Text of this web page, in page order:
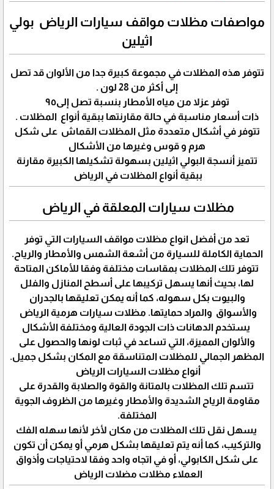
مواصفات مظلات مواقف سيارات الرياض بولي
اثيلين
تتوفر هذه المظلات في مجموعة كبيرة جدا من الألوان قد تصل
إلى أكثر من 28 لون .
توفر عزلا من مياه الأمطار بنسبة تصل إلى٩٥
ذات أسعار مناسبة في حالة مقارنتها ببقية أنواع المظلات .
تتوفر في أشكال متعددة مثل المظلات القماش على شكل
هرم و قوس وغيرها من الأشكال
تتميز أنسجة البولي اثيلين بسهولة تشكيلها الكبيرة مقارنة
ببقية أنواع المظلات في الرياض
مظلات سيارات المعلقة في الرياض
تعد من أفضل انواع مظلات مواقف السيارات التي توفر
الحماية الكاملة للسيارة من أشعة الشمس والأمطار والرياح.
تتوفر تلك المظلات بمقاسات مختلفة وفقا للأماكن المتاحة
لها، بحيث أنها يسهل تركيبها على أسطح المنازل والفلل
والبيوت بكل سهوله، كما أنه يمكن تعليقها بالجدران
والأسواق والمراد حمايتها. مظلات سيارات هرمية الرياض
يستخدم الدهانات ذات الجودة العالية ومختلفة الأشكال
والألوان المميزة، التي تساعد في ثبات لونها والحصول على
المظهر الجمالي للمظلات المتناسقة مع المكان بشكل جميل.
أنواع مظلات السيارات الرياض
تتسم تلك المظلات بالمتانة والقوة والصلابة والقدرة على
مقاومة الرياح الشديدة والأمطار وغيرها من الظروف الجوية
المختلفة.
يسهل نقل تلك المظلات من مكان لأخر لأنها سهله الفك
والتركيب، كما أنه يتم تعليقها بشكل هرمي أو يمكن أن تكون
على شكل الكابولي، أو في اتجاه واحد وفقا لاحتياجات وأذواق
العملاء مظلات مضلات الرياض